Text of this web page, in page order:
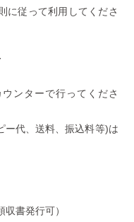
に従って利用してくださ
ンターで行ってくださ
ー代、送料、振込料等)は
書発行可）